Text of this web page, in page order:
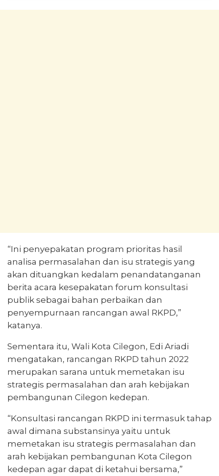
“Ini penyepakatan program prioritas hasil
analisa permasalahan dan isu strategis yang
akan dituangkan kedalam penandatanganan
berita acara kesepakatan forum konsultasi
publik sebagai bahan perbaikan dan
penyempurnaan rancangan awal RKPD,”
katanya.
Sementara itu, Wali Kota Cilegon, Edi Ariadi
mengatakan, rancangan RKPD tahun 2022
merupakan sarana untuk memetakan isu
strategis permasalahan dan arah kebijakan
pembangunan Cilegon kedepan.
“Konsultasi rancangan RKPD ini termasuk tahap
awal dimana substansinya yaitu untuk
memetakan isu strategis permasalahan dan
arah kebijakan pembangunan Kota Cilegon
kedepan agar dapat di ketahui bersama,”